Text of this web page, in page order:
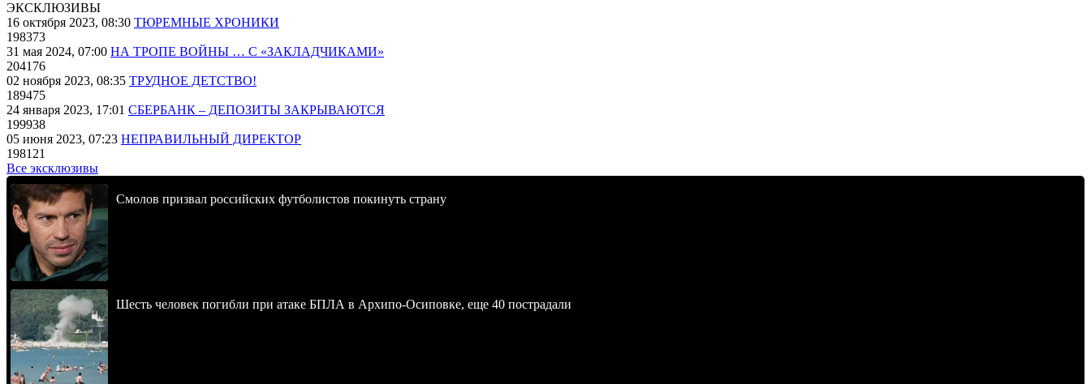
ЭКСКЛЮЗИВЫ
16 октября 2023, 08:30 ТЮРЕМНЫЕ ХРОНИКИ
198373
31 мая 2024, 07:00 НА ТРОПЕ ВОЙНЫ … С «ЗАКЛАДЧИКАМИ»
204176
02 ноября 2023, 08:35 ТРУДНОЕ ДЕТСТВО!
189475
24 января 2023, 17:01 СБЕРБАНК – ДЕПОЗИТЫ ЗАКРЫВАЮТСЯ
199938
05 июня 2023, 07:23 НЕПРАВИЛЬНЫЙ ДИРЕКТОР
198121
Все эксклюзивы
Смолов призвал российских футболистов покинуть страну
Шесть человек погибли при атаке БПЛА в Архипо-Осиповке, еще 40 пострадали